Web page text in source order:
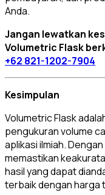
Anda.
Jangan lewatkan
Volumetric Flask
+62 821-1202-7904
Kesimpulan
Volumetric Flask
pengukuran volume
aplikasi ilmiah.
memastikan
hasil yang dapat
terbaik dengan harga